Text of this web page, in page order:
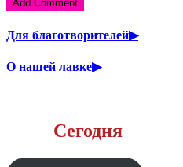
Для благотворителей▶
О нашей лавке▶
Сегодня